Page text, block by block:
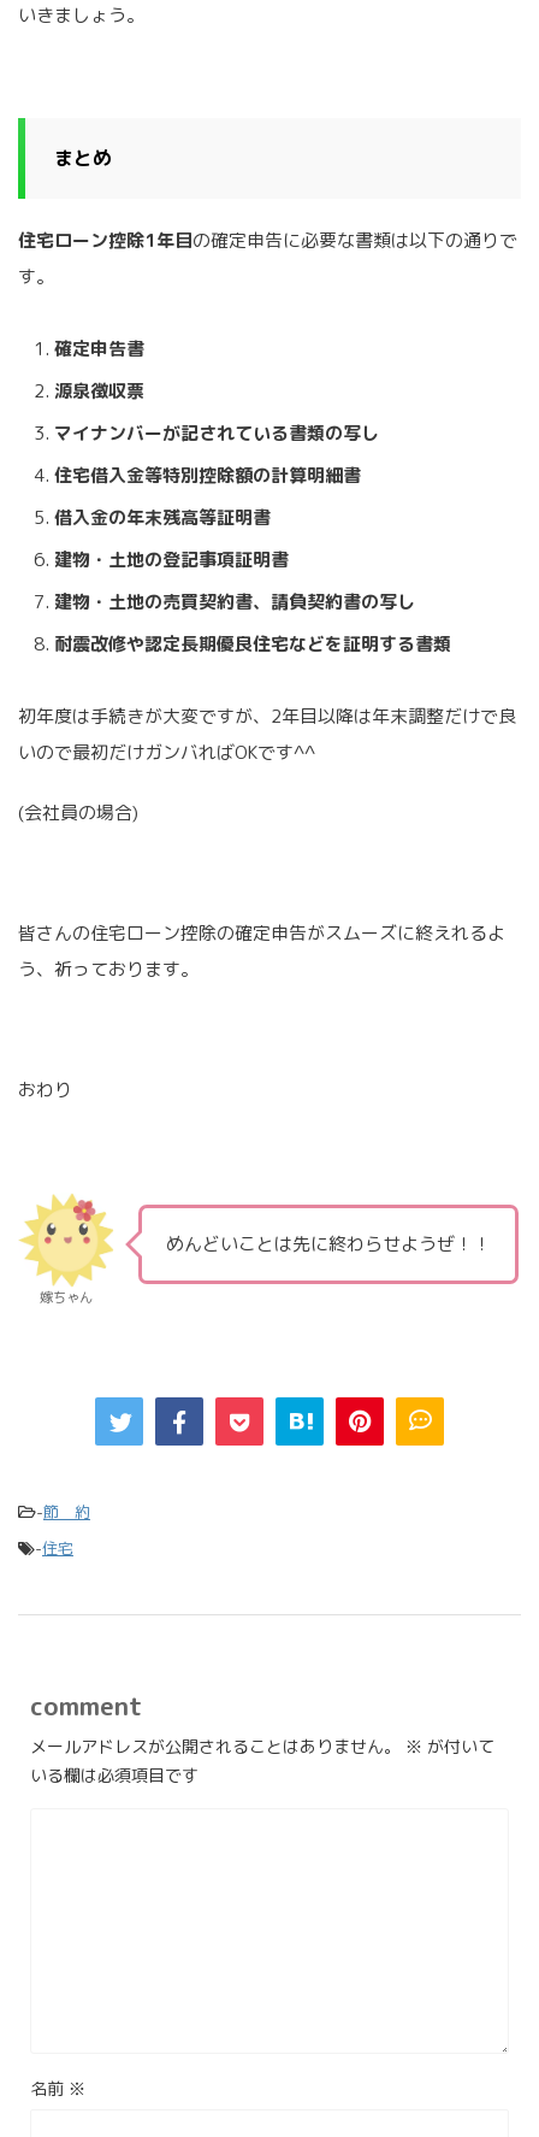
いきましょう。
まとめ
住宅ローン控除1年目の確定申告に必要な書類は以下の通りで
す。
確定申告書
源泉徴収票
マイナンバーが記されている書類の写し
住宅借入金等特別控除額の計算明細書
借入金の年末残高等証明書
建物・土地の登記事項証明書
建物・土地の売買契約書、請負契約書の写し
耐震改修や認定長期優良住宅などを証明する書類
初年度は手続きが大変ですが、2年目以降は年末調整だけで良
いので最初だけガンバればOKです^^
(会社員の場合)
皆さんの住宅ローン控除の確定申告がスムーズに終えれるよ
う、祈っております。
おわり
嫁ちゃん
めんどいことは先に終わらせようぜ！！
-節 約
-住宅
comment
メールアドレスが公開されることはありません。 ※ が付いて
いる欄は必須項目です
名前 ※